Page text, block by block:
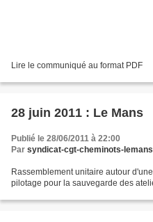
Lire le communiqué au format PDF
28 juin 2011 : Le Mans
Publié le 28/06/2011 à 22:00
Par syndicat-cgt-cheminots-
Rassemblement unitaire autour
pilotage pour la sauvegarde des